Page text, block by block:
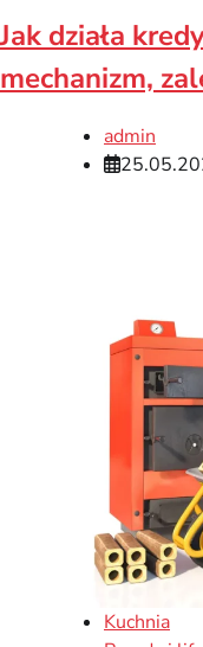
Jak działa
mechanizm,
admin
Kuchnia